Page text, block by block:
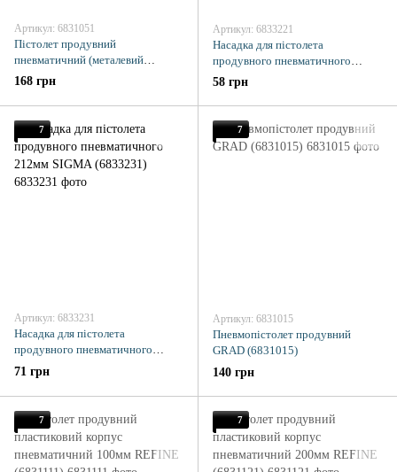
Артикул: 6831051
Пістолет продувний
пневматичний (металевий
корпус) 26/122мм SIGMA
(6831051)
168 грн
Артикул: 6833221
Насадка для пістолета
продувного пневматичного
122мм SIGMA (6833221)
58 грн
7
Артикул: 6833231
Насадка для пістолета
продувного пневматичного
212мм SIGMA (6833231)
71 грн
7
Артикул: 6831015
Пневмопістолет продувний
GRAD (6831015)
140 грн
7 7